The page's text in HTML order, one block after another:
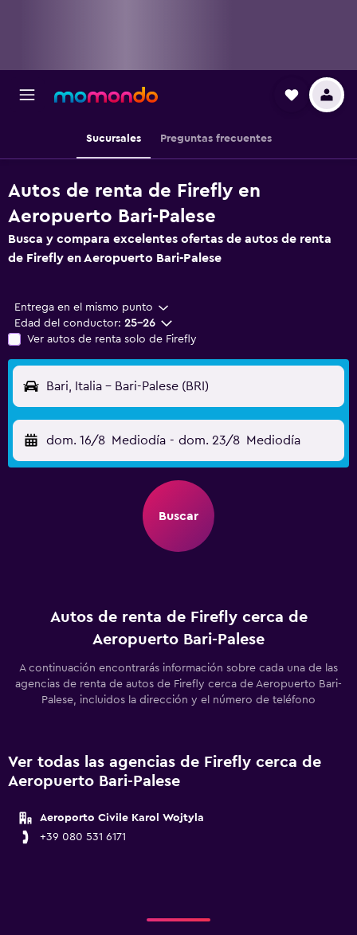
Sucursales Preguntas frecuentes
Autos de renta de Firefly en
Aeropuerto Bari-Palese
Busca y compara excelentes ofertas de autos de renta
de Firefly en Aeropuerto Bari-Palese
Entrega en el mismo punto
Edad del conductor: 25-26
Ver autos de renta solo de Firefly
Bari, Italia - Bari-Palese (BRI)
dom. 16/8 Mediodía - dom. 23/8 Mediodía
Buscar
Autos de renta de Firefly cerca de
Aeropuerto Bari-Palese
A continuación encontrarás información sobre cada una de las
agencias de renta de autos de Firefly cerca de Aeropuerto Bari-
Palese, incluidos la dirección y el número de teléfono
Ver todas las agencias de Firefly cerca de
Aeropuerto Bari-Palese
Aeroporto Civile Karol Wojtyla
+39 080 531 6171